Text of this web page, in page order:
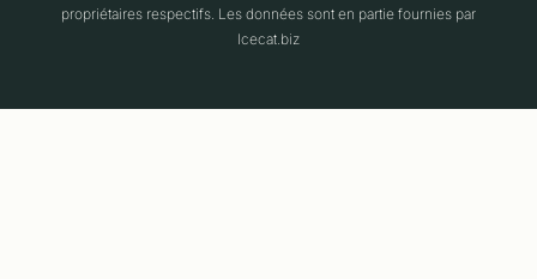
propriétaires respectifs. Les données sont en partie fournies par
Icecat.biz